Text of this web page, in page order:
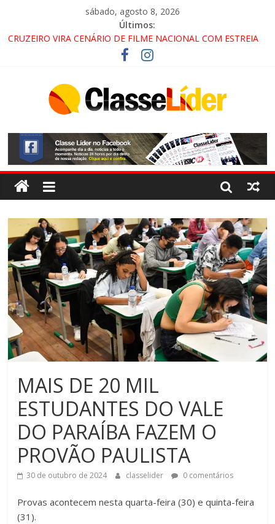
sábado, agosto 8, 2026
Últimos:
CRUZEIRO VIRA CENÁRIO DE FILME NACIONAL COM ESTREIA
PROMOTOR DO GAECO
ACESSO À APARECIDA NA DUTRA SERÁ BLOQUEADO NO FIM
ALTERNATIVAS
LORENA, PINDAMONHANGABA E QUELUZ NA RETA FINAL
PELA FÁBRICA DA COCA-COLA!
MAIS DE 20 MIL
ESTUDANTES DO VALE
DO PARAÍBA FAZEM O
PROVÃO PAULISTA
30 de outubro de 2024 classelider 0 comentários
Provas acontecem nesta quarta-feira (30) e quinta-feira
(31).